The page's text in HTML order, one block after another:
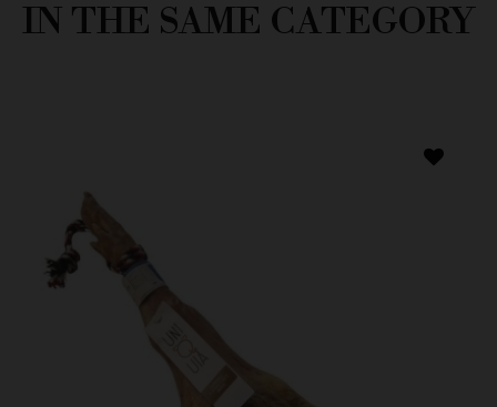
IN THE SAME CATEGORY